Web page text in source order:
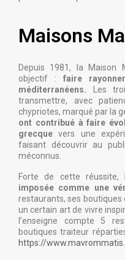
Maisons
Depuis 1981, la Maison
objectif : faire
méditerranéens. Les
transmettre, avec
chypriotes, marqué par la
ont contribué à faire
grecque vers une
faisant découvrir au
méconnus.
Forte de cette réussite,
imposée comme une
restaurants, ses boutiques
un certain art de vivre
l’enseigne compte 5
boutiques traiteur
https://